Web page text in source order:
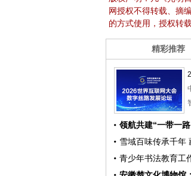
网授权不得转载、摘
的方式使用，授权转